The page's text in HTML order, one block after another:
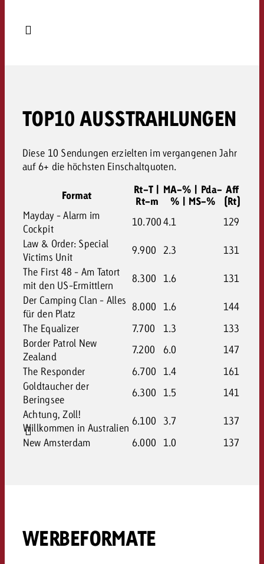
TOP10 AUSSTRAHLUNGEN
Diese 10 Sendungen erzielten im vergangenen Jahr
auf 6+ die höchsten Einschaltquoten.
Format
Rt-T |
Rt-m
MA-% | Pda-
% | MS-%
Aff
(Rt)
Mayday - Alarm im
Cockpit
10.7004.1
129
Law & Order: Special
Victims Unit
9.900 2.3
131
The First 48 - Am Tatort
mit den US-Ermittlern
8.300 1.6
131
Der Camping Clan - Alles
für den Platz
8.000 1.6
144
The Equalizer
7.700 1.3
133
Border Patrol New
Zealand
7.200 6.0
147
The Responder
6.700 1.4
161
Goldtaucher der
Beringsee
6.300 1.5
141
Achtung, Zoll!
Willkommen in Australien
6.100 3.7
137
New Amsterdam
6.000 1.0 137
WERBEFORMATE